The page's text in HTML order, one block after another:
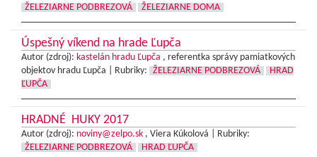
ŽELEZIARNE PODBREZOVÁ
ŽELEZIARNE DOMA
Úspešný víkend na hrade Ľupča
Autor (zdroj): kastelán hradu Ľupča , referentka správy pamiatkových
objektov hradu Ľupča |
Rubriky: ŽELEZIARNE PODBREZOVÁ
HRAD
ĽUPČA
HRADNÉ HUKY 2017
Autor (zdroj): noviny@zelpo.sk , Viera Kúkolová |
Rubriky:
ŽELEZIARNE PODBREZOVÁ
HRAD ĽUPČA